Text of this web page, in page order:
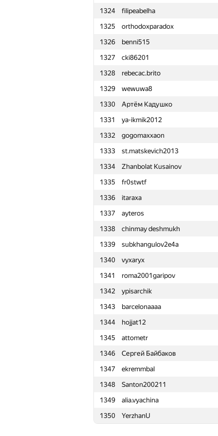
1324
filipeabelha
1325
orthodoxparadox
1326
benni515
1327
cki86201
1328
rebecac.brito
1329
wewuwa8
1330
Артём Кадушко
1331
ya-ikmik2012
1332
gogomaxxaon
1333
st.matskevich2013
1334
Zhanbolat Kusainov
1335
fr0stwtf
1336
itaraxa
1337
ayteros
1338
chinmay deshmukh
1339
subkhangulov2e4a
1340
vyxaryx
1341
roma2001garipov
1342
ypisarchik
1343
barcelonaaaa
1344
hojjat12
1345
attometr
1346
Сергей Байбаков
1347
ekremmbal
1348
Santon200211
1349
alia.vyachina
1350
YerzhanU
1301 Abdelrahman MOhamed
1302
rustamkusainov
1303
venedikttsulenev
1304
0x2207
1305
Игорь Рычков
1306
Rafael Saddatimov
1307
nveira
1308
ShavelVal
1309
pikmike98
1310
Linh Nguyen
1311
poul1298
1312
MisterMorj
1313
kvk1901
1314
yahordubovik
1315
hamletfiis
1316
mpavlov@reason8.ai
1317
antonyud2000
1318
Aditya Ambikesh
1319
kri-antonio
1320
Сергей Иванов
1321
ilenok
1322
Damir Arbula
1323
Рамис Ямилов
1324
filipeabelha
1325
orthodoxparadox
1326
benni515
1327
cki86201